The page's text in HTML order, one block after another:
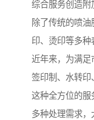
综合服务创造附
除了传统的喷
印、烫印等多种
近年来，为满足
签印制、水转印
这种全方位的服
多种处理需求